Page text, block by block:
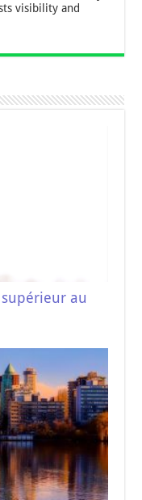
visibility and
supérieur au